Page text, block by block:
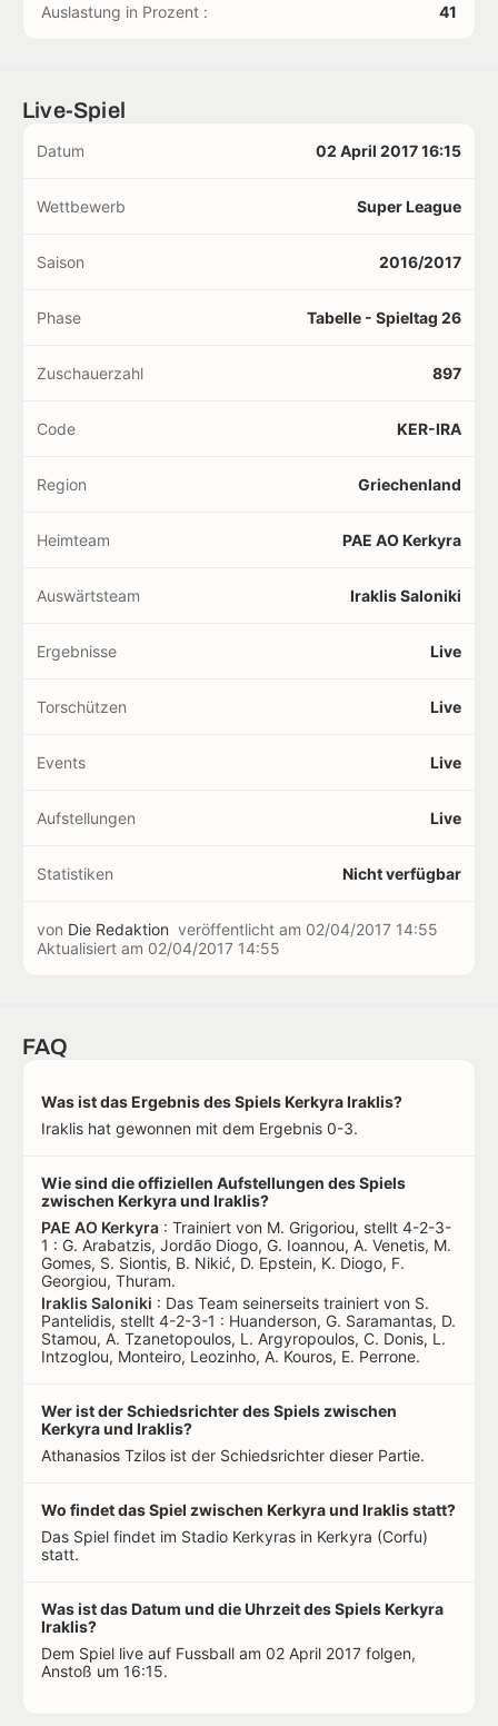
Auslastung in Prozent :
41
Live-Spiel
Datum 02 April 2017 16:15
Wettbewerb Super League
Saison 2016/2017
Phase Tabelle - Spieltag 26
Zuschauerzahl 897
Code KER-IRA
Region Griechenland
Heimteam PAE AO Kerkyra
Auswärtsteam Iraklis Saloniki
Ergebnisse Live
Torschützen Live
Events Live
Aufstellungen Live
Statistiken Nicht verfügbar
von Die Redaktion veröffentlicht am 02/04/2017 14:55
Aktualisiert am 02/04/2017 14:55
FAQ
Was ist das Ergebnis des Spiels Kerkyra Iraklis?
Iraklis hat gewonnen mit dem Ergebnis 0-3.
Wie sind die offiziellen Aufstellungen des Spiels
zwischen Kerkyra und Iraklis?
PAE AO Kerkyra : Trainiert von M. Grigoriou, stellt 4-2-3-
1 : G. Arabatzis, Jordão Diogo, G. Ioannou, A. Venetis, M.
Gomes, S. Siontis, B. Nikić, D. Epstein, K. Diogo, F.
Georgiou, Thuram.
Iraklis Saloniki : Das Team seinerseits trainiert von S.
Pantelidis, stellt 4-2-3-1 : Huanderson, G. Saramantas, D.
Stamou, A. Tzanetopoulos, L. Argyropoulos, C. Donis, L.
Intzoglou, Monteiro, Leozinho, A. Kouros, E. Perrone.
Wer ist der Schiedsrichter des Spiels zwischen
Kerkyra und Iraklis?
Athanasios Tzilos ist der Schiedsrichter dieser Partie.
Wo findet das Spiel zwischen Kerkyra und Iraklis statt?
Das Spiel findet im Stadio Kerkyras in Kerkyra (Corfu)
statt.
Was ist das Datum und die Uhrzeit des Spiels Kerkyra
Iraklis?
Dem Spiel live auf Fussball am 02 April 2017 folgen,
Anstoß um 16:15.